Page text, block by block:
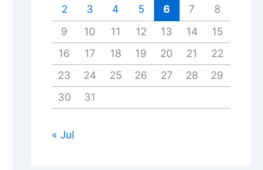
2
3 4 5 6 7
8
9
10 11 12 13 14
15
16
17 18 19 20 21
22
23
24 25 26 27 28
29
30
31
« Jul